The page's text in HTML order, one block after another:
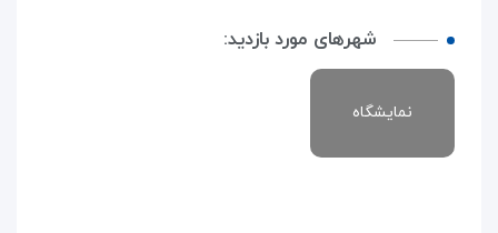
شهرهای مورد بازدید:
نمایشگاه